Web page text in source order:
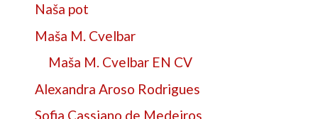
Naša pot
Maša M. Cvelbar
Maša M. Cvelbar EN CV
Alexandra Aroso Rodrigues
Sofia Cassiano de Medeiros